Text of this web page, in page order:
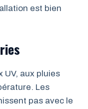
est bien
UV, aux pluies
Les
pas avec le